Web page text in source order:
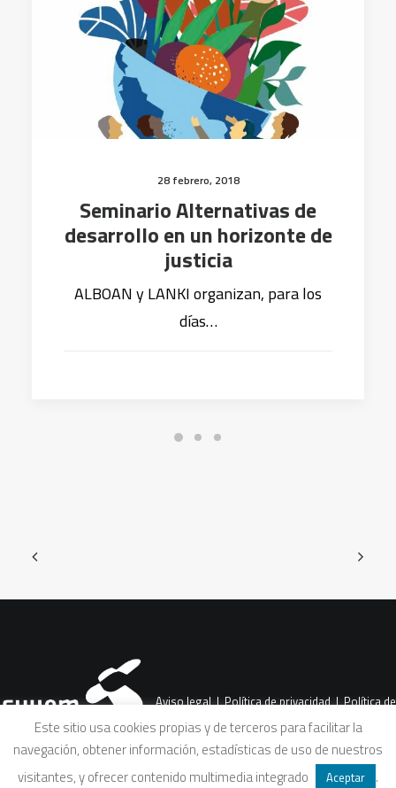
28 febrero, 2018
Seminario Alternativas de
desarrollo en un horizonte de
justicia
ALBOAN y LANKI organizan, para los
días…
Aviso legal|Política de privacidad|Política de
Este sitio usa cookies propias y de terceros para facilitar la
navegación, obtener información, estadísticas de uso de nuestros
visitantes, y ofrecer contenido multimedia integrado
Aceptar .